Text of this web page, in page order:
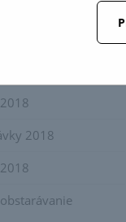
o
s cenami
1.000 €
2018